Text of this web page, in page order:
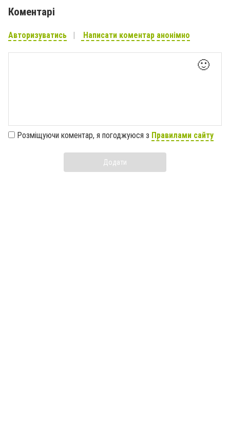
Коментарі
Авторизуватись Написати коментар анонімно
🙂
Розміщуючи коментар, я погоджуюся з Правилами сайту
Додати